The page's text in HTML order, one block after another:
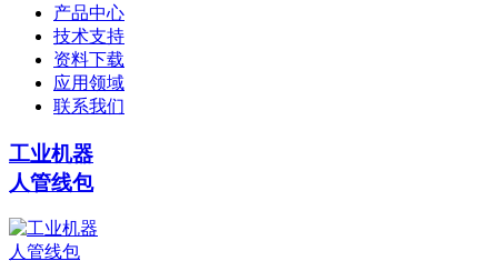
产品中心
技术支持
资料下载
应用领域
联系我们
工业机器
人管线包